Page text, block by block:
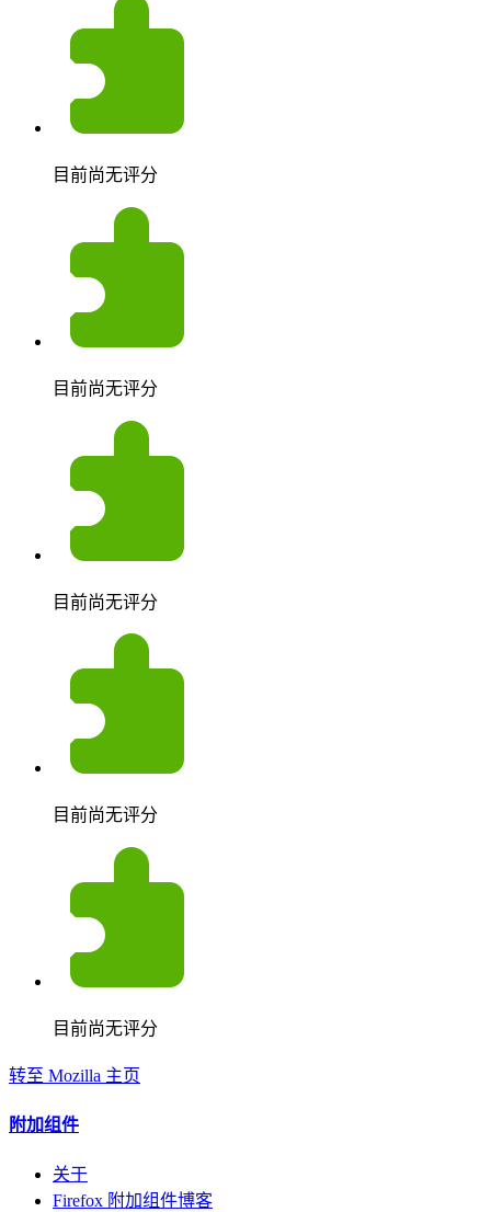
目前尚无评分
目前尚无评分
目前尚无评分
目前尚无评分
目前尚无评分
转至 Mozilla 主页
附加组件
关于
Firefox 附加组件博客